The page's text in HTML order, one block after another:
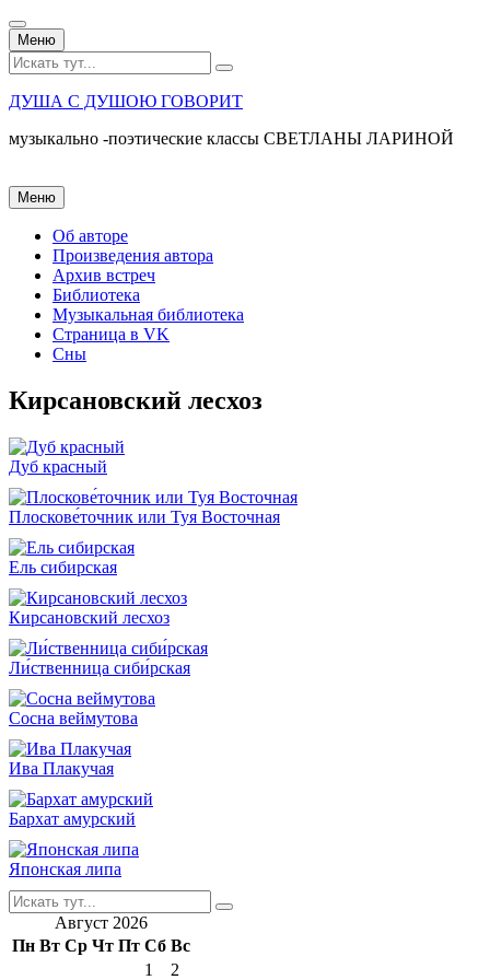
Меню Перейти
к
содержанию
Искать:
ДУША С ДУШОЮ ГОВОРИТ
музыкально -поэтические классы СВЕТЛАНЫ ЛАРИНОЙ
Меню Перейти
к
содержанию
Об авторе
Произведения автора
Архив встреч
Библиотека
Музыкальная библиотека
Страница в VK
Сны
Кирсановский лесхоз
Дуб красный
Плоскове́точник или Туя Восточная
Ель сибирская
Кирсановский лесхоз
Ли́ственница сиби́рская
Сосна веймутова
Ива Плакучая
Бархат амурский
Японская липа
Искать:
Август 2026
Пн Вт Ср Чт Пт Сб Вс
1
2